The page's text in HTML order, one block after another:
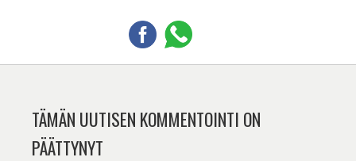
TÄMÄN UUTISEN KOMMENTOINTI ON
PÄÄTTYNYT